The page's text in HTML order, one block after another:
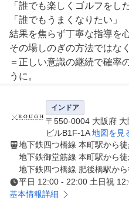
「誰でも楽しくゴルフをし
「誰でもうまくなりたい」
結果を焦らず丁寧な指導を
その場しのぎの方法ではな
＝正しい意識の継続で確率
うに。
プルに心の底から感動でき
だきたいです。
1. 簡単ご利用
当店のみの特典でクラブ・
一式を無料にて貸出してい
インドア
〒550-0004 大阪府
ビルB1F-1A地図を見
地下鉄四つ橋線 本町駅から
地下鉄御堂筋線 本町駅から
地下鉄四つ橋線 肥後橋駅か
平日 12:00 - 22:00 土日祝
基本情報詳細